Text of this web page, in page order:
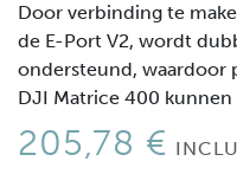
Door verbinding te
de E-Port V2, wordt
ondersteund, waardoor
DJI Matrice 400
205,78 €